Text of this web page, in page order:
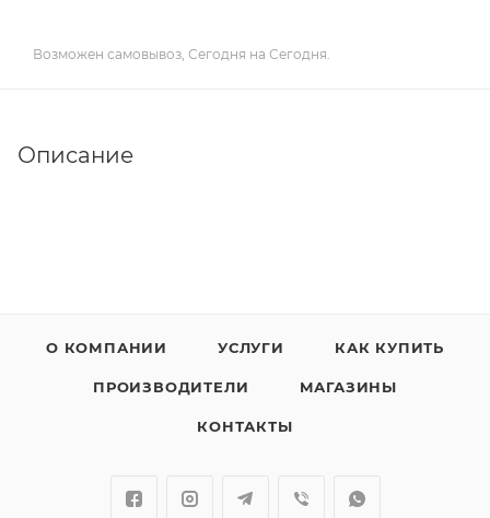
Возможен самовывоз, Сегодня на Сегодня.
Описание
О КОМПАНИИ УСЛУГИ КАК КУПИТЬ
ПРОИЗВОДИТЕЛИ МАГАЗИНЫ
КОНТАКТЫ